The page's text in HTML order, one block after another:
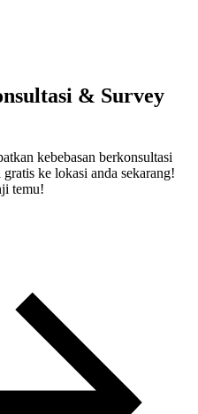
& Survey
kebebasan berkonsultasi
ke lokasi anda sekarang!
temu!